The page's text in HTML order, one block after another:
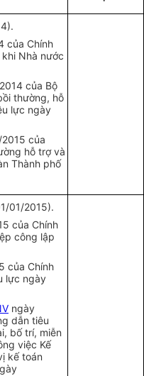
của Chính
Nhà nước
của Bộ
thường, hỗ
lực ngày
của
hỗ trợ và
Thành phố
01/2015).
của Chính
công lập
của Chính
lực ngày
ngày
dẫn tiêu
bố trí, miễn
việc Kế
kế toán